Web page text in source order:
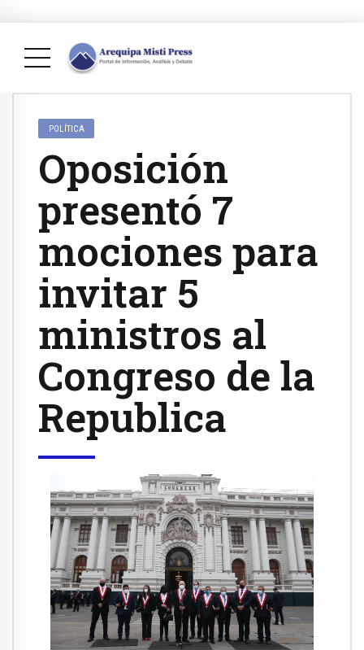
POLÍTICA
Oposición
presentó 7
mociones para
invitar 5
ministros al
Congreso de la
Republica